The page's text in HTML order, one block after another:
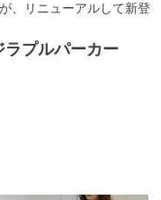
、リニューアルして新登
プルパーカー